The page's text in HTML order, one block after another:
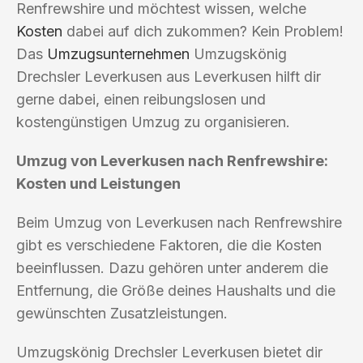
Renfrewshire und möchtest wissen, welche
Kosten dabei auf dich zukommen? Kein Problem!
Das Umzugsunternehmen Umzugskönig
Drechsler Leverkusen aus Leverkusen hilft dir
gerne dabei, einen reibungslosen und
kostengünstigen Umzug zu organisieren.
Umzug von Leverkusen nach Renfrewshire:
Kosten und Leistungen
Beim Umzug von Leverkusen nach Renfrewshire
gibt es verschiedene Faktoren, die die Kosten
beeinflussen. Dazu gehören unter anderem die
Entfernung, die Größe deines Haushalts und die
gewünschten Zusatzleistungen.
Umzugskönig Drechsler Leverkusen bietet dir